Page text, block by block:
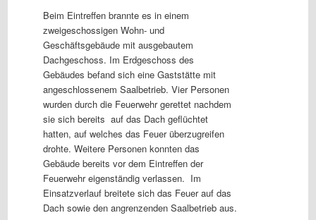
Beim Eintreffen brannte es in einem
zweigeschossigen Wohn- und
Geschäftsgebäude mit ausgebautem
Dachgeschoss. Im Erdgeschoss des
Gebäudes befand sich eine Gaststätte mit
angeschlossenem Saalbetrieb. Vier Personen
wurden durch die Feuerwehr gerettet nachdem
sie sich bereits auf das Dach geflüchtet
hatten, auf welches das Feuer überzugreifen
drohte. Weitere Personen konnten das
Gebäude bereits vor dem Eintreffen der
Feuerwehr eigenständig verlassen. Im
Einsatzverlauf breitete sich das Feuer auf das
Dach sowie den angrenzenden Saalbetrieb aus.